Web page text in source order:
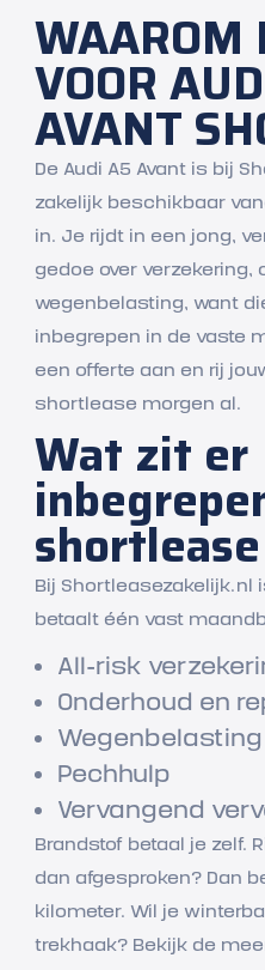
WAAROM
VOOR
AVANT
De Audi A5 Avant is bij
zakelijk beschikbaar
in. Je rijdt in een jong,
gedoe over verzekering,
wegenbelasting, want
inbegrepen in de vaste
een offerte aan en rij
shortlease morgen al.
Wat zit er
Bij Shortleasezakelijk.nl
betaalt één vast
All-risk
Onderhoud en
Wegenbelasting
Pechhulp
Vervangend
Brandstof betaal je zelf.
dan afgesproken? Dan
kilometer. Wil je
trekhaak? Bekijk de